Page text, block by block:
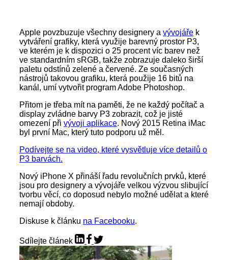
Apple povzbuzuje všechny designery a vývojáře k
vytváření grafiky, která využije barevný prostor P3,
ve kterém je k dispozici o 25 procent víc barev než
ve standardním sRGB, takže zobrazuje daleko širší
paletu odstínů zelené a červené. Ze současných
nástrojů takovou grafiku, která použije 16 bitů na
kanál, umí vytvořit program Adobe Photoshop.
Přitom je třeba mít na paměti, že ne každý počítač a
display zvládne barvy P3 zobrazit, což je jisté
omezení při vývoji aplikace. Nový 2015 Retina iMac
byl první Mac, který tuto podporu už měl.
Podívejte se na video, které vysvětluje více detailů o
P3 barvách.
Nový iPhone X přináší řadu revolučních prvků, které
jsou pro designery a vývojáře velkou výzvou slibující
tvorbu věcí, co doposud nebylo možné udělat a které
nemají obdoby.
Diskuse k článku na Facebooku.
Sdílejte článek